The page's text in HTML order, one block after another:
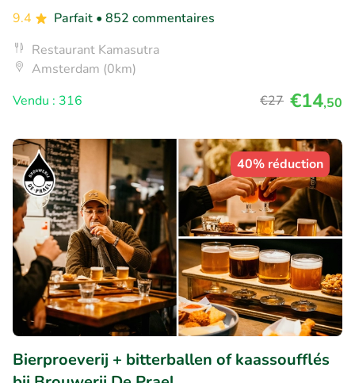
9.4
Parfait • 852 commentaires
Restaurant Kamasutra
Amsterdam (0km)
Vendu : 316
€27 €14,50
40% réduction
Bierproeverij + bitterballen of kaassoufflés